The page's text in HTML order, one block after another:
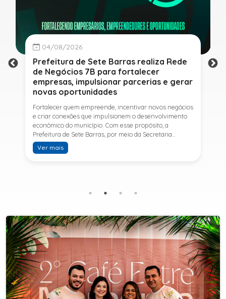
04/08/2026
Prefeitura de Sete Barras realiza Rede
de Negócios 7B para fortalecer
empresas, impulsionar parcerias e gerar
novas oportunidades
Fortalecer quem empreende, incentivar novos negócios
e criar conexões que impulsionem o desenvolvimento
econômico do município. Com esse propósito, a
Prefeitura de Sete Barras, por meio da Secretaria
Municipal de Turismo e Desenvolvimento Econômico,
promove na próxima terça-feira (11) a Rede de Negócios
telecomunicações e fundador da empresa Seu
Consultor, que compartilhará estratégias para
aumentar resultados, fortalecer relacionamentos
comerciais e ampliar as oportunidades de
negócios.Para a Secretária Municipal de Turismo e
Desenvolvimento Econômico, Edna Carvalho, a Rede de
Negócios 7B representa mais uma iniciativa da gestão
do Prefeito Ítalo Costa para fortalecer o
empreendedorismo e incentivar o crescimento das
Ver mais